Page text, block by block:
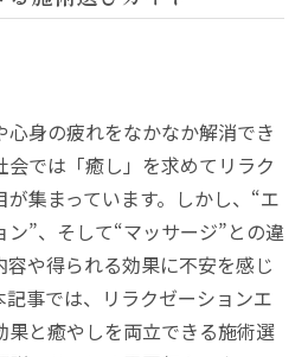
身の疲れをなかなか解消でき
では「癒し」を求めてリラク
集まっています。しかし、“エ
ン”、そして“マッサージ”との違
や得られる効果に不安を感じ
事では、リラクゼーションエ
果と癒やしを両立できる施術選